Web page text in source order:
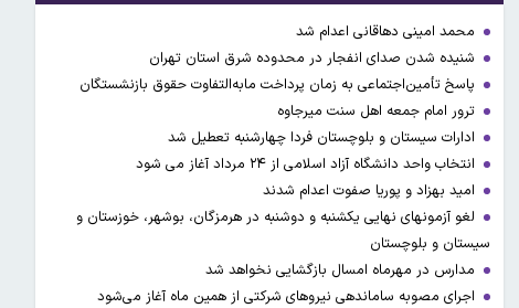
محمد امینی دهاقانی اعدام شد
شنیده شدن صدای انفجار در محدوده شرق استان تهران
پاسخ تأمین‌اجتماعی به زمان پرداخت مابه‌التفاوت حقوق بازنشستگان
ترور امام جمعه اهل سنت میرجاوه
ادارات سیستان و بلوچستان فردا چهارشنبه تعطیل شد
انتخاب واحد دانشگاه آزاد اسلامی از ۲۴ مرداد آغاز می شود
امید بهزاد و پوریا صفوت اعدام شدند
لغو آزمونهای نهایی یکشنبه و دوشنبه در هرمزگان، بوشهر، خوزستان و
سیستان و بلوچستان
مدارس در مهرماه امسال بازگشایی نخواهد شد
اجرای مصوبه ساماندهی نیرو‌های شرکتی از همین ماه آغاز می‌شود